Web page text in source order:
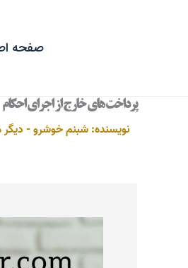
صفحه
پرداخت های خارج از اجرای احکام
نویسنده:شبنم خوشرو-